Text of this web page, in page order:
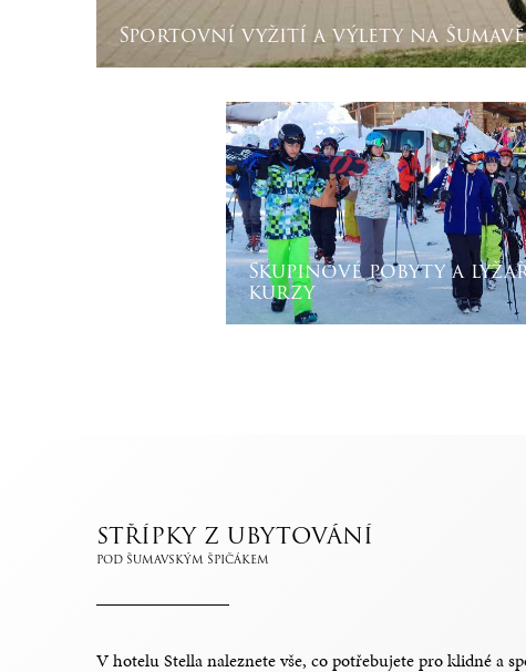
Sportovní vyžití a výlety na Šumavě
Skupinové pobyty a
kurzy
STŘÍPKY Z UBYTOVÁNÍ
POD ŠUMAVSKÝM ŠPIČÁKEM
V hotelu Stella naleznete vše, co potřebujete pro klidné a